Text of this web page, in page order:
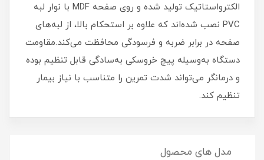
الکترواستاتیک تولید شده و روی صفحه MDF با نوار لبه
PVC نصب شده‌اند که علاوه بر استحکام بالا، از لبه‌های
صفحه در برابر ضربه و فرسودگی محافظت می‌کند.مقاومت
دستگاه به‌وسیله پیچ خروسکی به‌سادگی قابل تنظیم بوده
و درمانگر می‌تواند شدت تمرین را متناسب با نیاز بیمار
تنظیم کند.
مدل های محصول